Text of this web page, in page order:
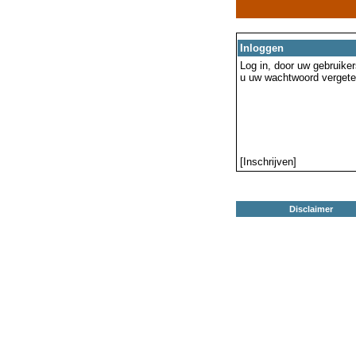
Inloggen
Log in, door uw
u uw wachtwoord
[Inschrijven]
Disclaimer